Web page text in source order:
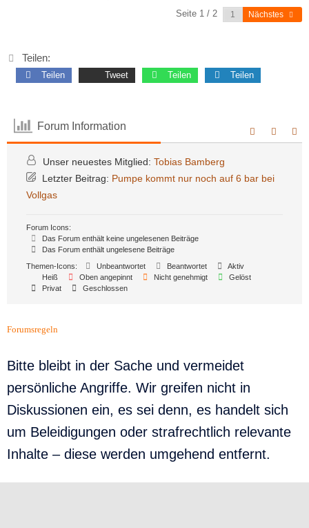
Seite 1 / 2 Nächstes
Teilen:
Teilen Tweet Teilen Teilen
Forum Information
Unser neuestes Mitglied: Tobias Bamberg
Letzter Beitrag: Pumpe kommt nur noch auf 6 bar bei
Vollgas
Forum Icons:
Das Forum enthält keine ungelesenen Beiträge
Das Forum enthält ungelesene Beiträge
Themen-Icons:
Unbeantwortet Beantwortet
Aktiv
Heiß
Oben angepinnt Nicht genehmigt
Gelöst
Privat
Geschlossen
Forumsregeln
Bitte bleibt in der Sache und vermeidet
persönliche Angriffe. Wir greifen nicht in
Diskussionen ein, es sei denn, es handelt sich
um Beleidigungen oder strafrechtlich relevante
Inhalte – diese werden umgehend entfernt.